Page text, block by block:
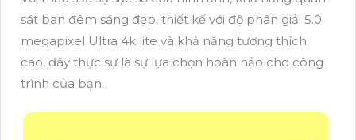
sát ban đêm sáng đẹp, thiết kế với độ phân giải 5.0
megapixel Ultra 4k lite và khả năng tương thích
cao, đây thực sự là sự lựa chọn hoàn hảo cho công
trình của bạn.